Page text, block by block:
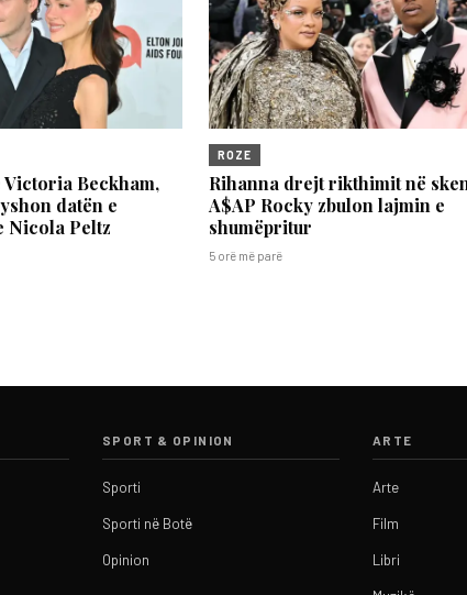
Victoria Beckham,
datën e
Nicola Peltz
ROZE
Rihanna drejt rikthimit në
A$AP Rocky zbulon lajmin e
shumëpritur
5 orë më parë
SPORT & OPINION
Sporti
Sporti në Botë
Opinion
ARTE
Arte
Film
Libri